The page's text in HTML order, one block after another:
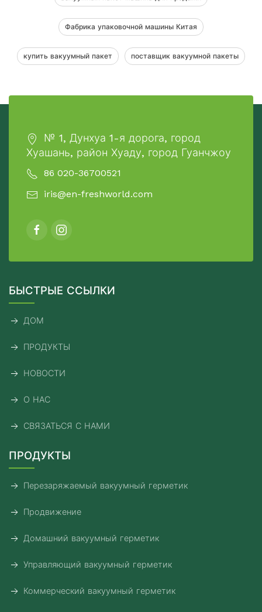
Фабрика упаковочной машины Китая
купить вакуумный пакет поставщик вакуумной пакеты
№ 1, Дунхуа 1-я дорога, город
Хуашань, район Хуаду, город Гуанчжоу
86 020-36700521
iris@en-freshworld.com
БЫСТРЫЕ ССЫЛКИ
ДОМ
ПРОДУКТЫ
НОВОСТИ
О НАС
СВЯЗАТЬСЯ С НАМИ
ПРОДУКТЫ
Перезаряжаемый вакуумный герметик
Продвижение
Домашний вакуумный герметик
Управляющий вакуумный герметик
Коммерческий вакуумный герметик